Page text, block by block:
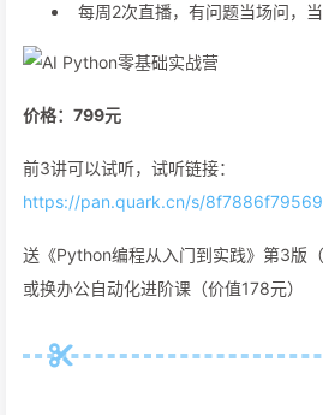
每周2次直播，有问题当场问，
价格：799元
前3讲可以试听，试听链接：
https://pan.quark.cn/s/8f7886f79569
送《Python编程从入门到实践》第3版（
或换办公自动化进阶课（价值178元）